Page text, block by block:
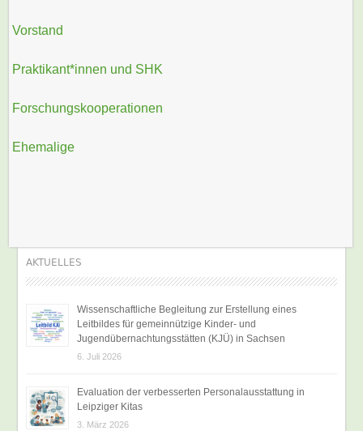
Vorstand
Praktikant*innen und SHK
Forschungskooperationen
Ehemalige
AKTUELLES
Wissenschaftliche Begleitung zur Erstellung eines
Leitbildes für gemeinnützige Kinder- und
Jugendübernachtungsstätten (KJÜ) in Sachsen
6. Juli 2026
Evaluation der verbesserten Personalausstattung in
Leipziger Kitas
3. März 2026